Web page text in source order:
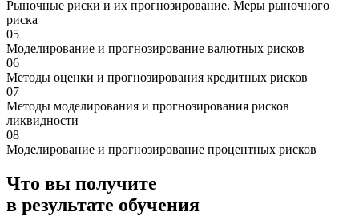
Рыночные риски и их прогнозирование. Меры рыночного
риска
05
Моделирование и прогнозирование валютных рисков
06
Методы оценки и прогнозирования кредитных рисков
07
Методы моделирования и прогнозирования рисков
ликвидности
08
Моделирование и прогнозирование процентных рисков
Что вы получите
в результате обучения